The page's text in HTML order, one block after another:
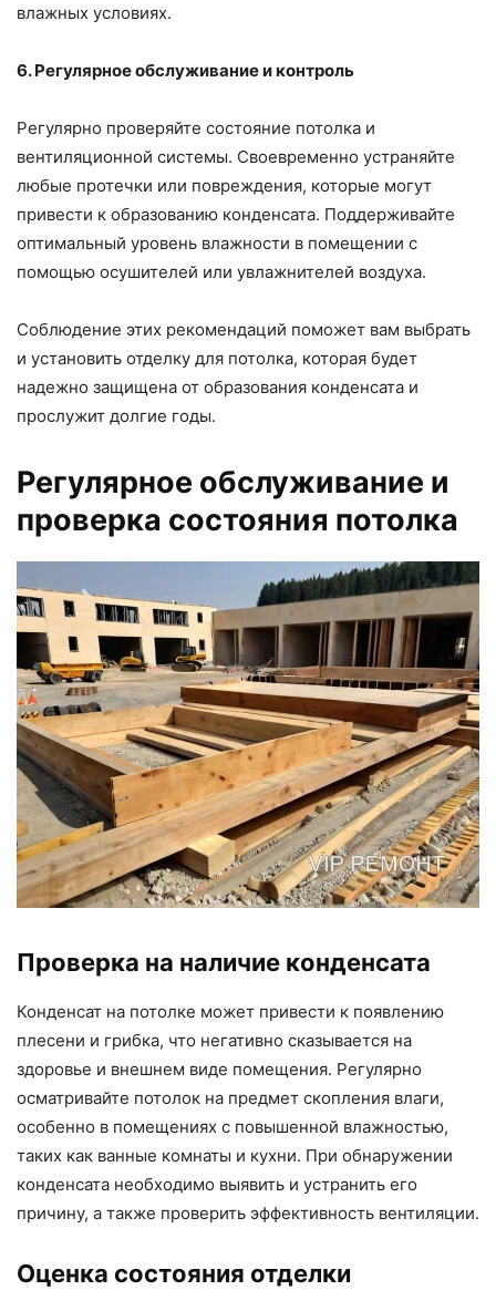
влажных условиях.
6. Регулярное обслуживание и контроль
Регулярно проверяйте состояние потолка и
вентиляционной системы. Своевременно устраняйте
любые протечки или повреждения, которые могут
привести к образованию конденсата. Поддерживайте
оптимальный уровень влажности в помещении с
помощью осушителей или увлажнителей воздуха.
Соблюдение этих рекомендаций поможет вам выбрать
и установить отделку для потолка, которая будет
надежно защищена от образования конденсата и
прослужит долгие годы.
Регулярное обслуживание и
проверка состояния потолка
Проверка на наличие конденсата
Конденсат на потолке может привести к появлению
плесени и грибка, что негативно сказывается на
здоровье и внешнем виде помещения. Регулярно
осматривайте потолок на предмет скопления влаги,
особенно в помещениях с повышенной влажностью,
таких как ванные комнаты и кухни. При обнаружении
конденсата необходимо выявить и устранить его
причину, а также проверить эффективность вентиляции.
Оценка состояния отделки